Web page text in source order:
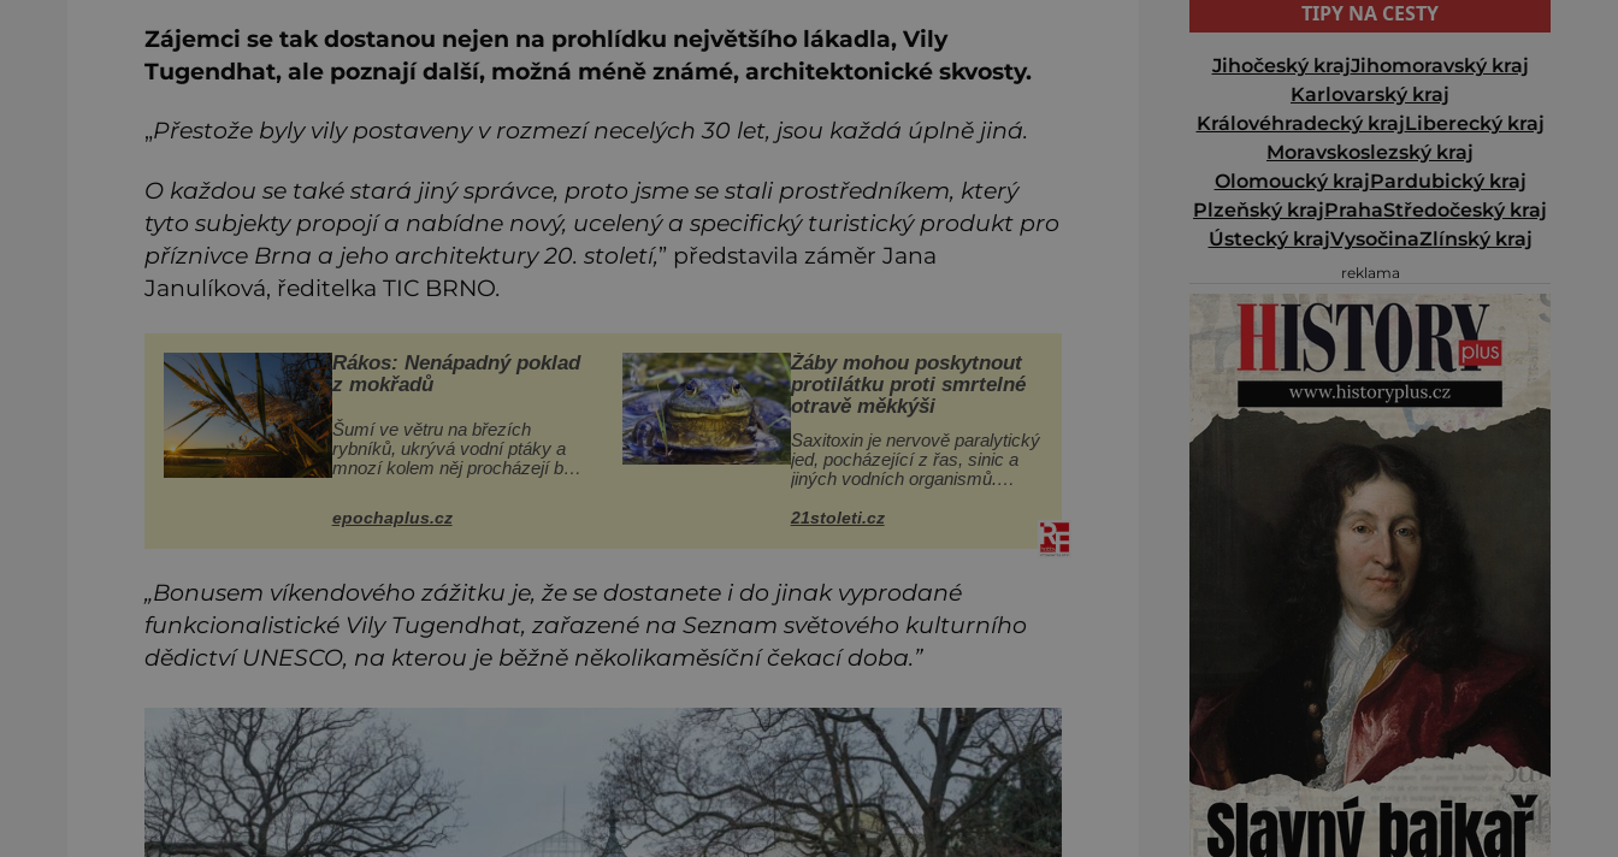
Zájemci se tak dostanou nejen na prohlídku největšího lákadla, Vily
Tugendhat, ale poznají další, možná méně známé, architektonické skvosty.
„Přestože byly vily postaveny v rozmezí necelých 30 let, jsou každá úplně jiná.
O každou se také stará jiný správce, proto jsme se stali prostředníkem, který
tyto subjekty propojí a nabídne nový, ucelený a specifický turistický produkt pro
příznivce Brna a jeho architektury 20. století,” představila záměr Jana
Janulíková, ředitelka TIC BRNO.
Rákos: Nenápadný poklad
z mokřadů
Šumí ve větru na březích
rybníků, ukrývá vodní ptáky a
mnozí kolem něj procházejí bez
lodě, zapisovat první texty a
inspiroval řadu pověstí.
epochaplus.cz
Žáby mohou poskytnout
protilátku proti smrtelné
otravě měkkýši
Saxitoxin je nervově paralytický
jed, pocházející z řas, sinic a
jiných vodních organismů.
lidmi konzumovaných mlžích,
příznakům otravy patří
21stoleti.cz
„Bonusem víkendového zážitku je, že se dostanete i do jinak vyprodané
funkcionalistické Vily Tugendhat, zařazené na Seznam světového kulturního
dědictví UNESCO, na kterou je běžně několikaměsíční čekací doba.”
TIPY NA CESTY
Jihočeský krajJihomoravský kraj
Karlovarský kraj
Královéhradecký krajLiberecký kraj
Moravskoslezský kraj
Olomoucký krajPardubický kraj
Plzeňský krajPrahaStředočeský kraj
Ústecký krajVysočinaZlínský kraj
reklama